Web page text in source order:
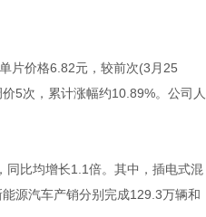
片价格6.82元，较前次(3月25
5次，累计涨幅约10.89%。公司人
比均增长1.1倍。其中，插电式混
源汽车产销分别完成129.3万辆和